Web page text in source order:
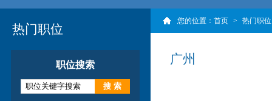
热门职位
职位搜索
您的位置： 首页 > 热门职位
广州